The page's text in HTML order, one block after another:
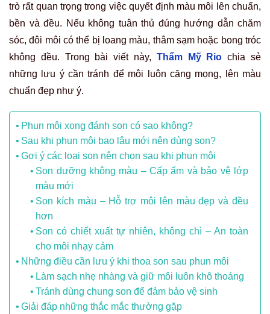
trò rất quan trọng trong việc quyết định màu môi lên chuẩn,
bền và đều. Nếu không tuân thủ đúng hướng dẫn chăm
sóc, đôi môi có thể bị loang màu, thâm sạm hoặc bong tróc
không đều. Trong bài viết này, Thẩm Mỹ Rio chia sẻ
những lưu ý cần tránh để môi luôn căng mọng, lên màu
chuẩn đẹp như ý.
Phun môi xong đánh son có sao không?
Sau khi phun môi bao lâu mới nên dùng son?
Gợi ý các loại son nên chọn sau khi phun môi
Son dưỡng không màu – Cấp ẩm và bảo vệ lớp
màu mới
Son kích màu – Hỗ trợ môi lên màu đẹp và đều
hơn
Son có chiết xuất tự nhiên, không chì – An toàn
cho môi nhạy cảm
Những điều cần lưu ý khi thoa son sau phun môi
Làm sạch nhẹ nhàng và giữ môi luôn khô thoáng
Tránh dùng chung son để đảm bảo vệ sinh
Giải đáp những thắc mắc thường gặp